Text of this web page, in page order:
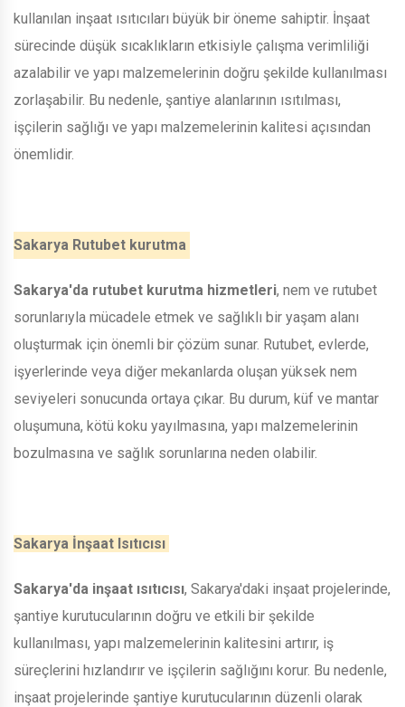
kullanılan inşaat ısıtıcıları büyük bir öneme sahiptir. İnşaat
sürecinde düşük sıcaklıkların etkisiyle çalışma verimliliği
azalabilir ve yapı malzemelerinin doğru şekilde kullanılması
zorlaşabilir. Bu nedenle, şantiye alanlarının ısıtılması,
işçilerin sağlığı ve yapı malzemelerinin kalitesi açısından
önemlidir.
Sakarya Rutubet kurutma
Sakarya'da rutubet kurutma hizmetleri, nem ve rutubet
sorunlarıyla mücadele etmek ve sağlıklı bir yaşam alanı
oluşturmak için önemli bir çözüm sunar. Rutubet, evlerde,
işyerlerinde veya diğer mekanlarda oluşan yüksek nem
seviyeleri sonucunda ortaya çıkar. Bu durum, küf ve mantar
oluşumuna, kötü koku yayılmasına, yapı malzemelerinin
bozulmasına ve sağlık sorunlarına neden olabilir.
Sakarya İnşaat Isıtıcısı
Sakarya'da inşaat ısıtıcısı, Sakarya'daki inşaat projelerinde,
şantiye kurutucularının doğru ve etkili bir şekilde
kullanılması, yapı malzemelerinin kalitesini artırır, iş
süreçlerini hızlandırır ve işçilerin sağlığını korur. Bu nedenle,
inşaat projelerinde şantiye kurutucularının düzenli olarak